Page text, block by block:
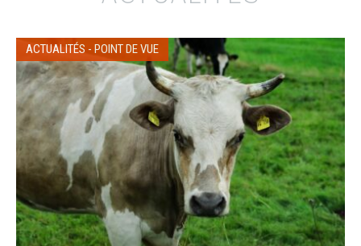
ACTUALITÉS - POINT DE VUE